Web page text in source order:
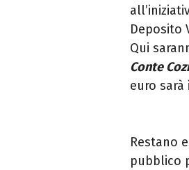
Deposito
Qui
Conte
euro
Restano
pubblico